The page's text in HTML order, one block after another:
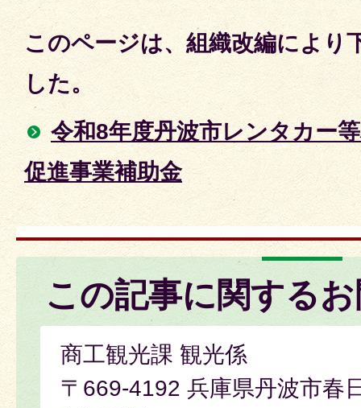
このページは、組織改編により
した。
令和8年度丹波市レンタカー
促進事業補助金
この記事に関する
商工観光課 観光係
〒669-4192 兵庫県丹波市春